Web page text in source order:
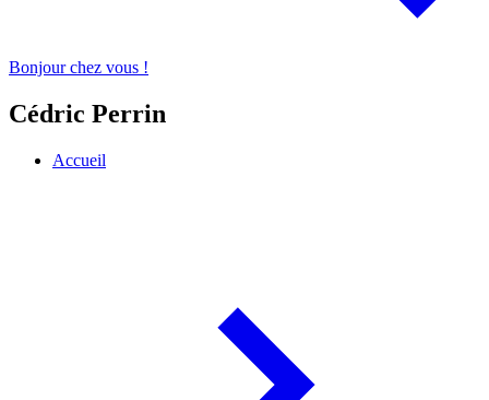
Bonjour chez vous !
Cédric Perrin
Accueil